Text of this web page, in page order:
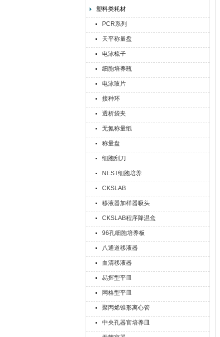
塑料类耗材
PCR系列
天平称量盘
电泳梳子
细胞培养瓶
电泳玻片
接种环
透析袋夹
无氮称量纸
称量盘
细胞刮刀
NEST细胞培养
CKSLAB
移液器加样器吸头
CKSLAB程序降温盒
96孔细胞培养板
八通道移液器
血清移液器
易握型平皿
网格型平皿
聚丙烯锥形离心管
中央孔器官培养皿